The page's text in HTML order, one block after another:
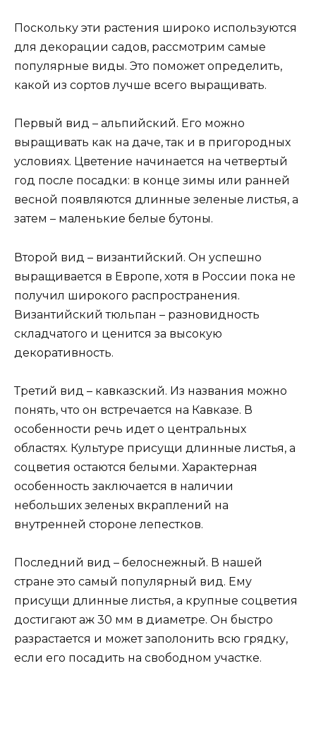
Поскольку эти растения широко используются
для декорации садов, рассмотрим самые
популярные виды. Это поможет определить,
какой из сортов лучше всего выращивать.
Первый вид – альпийский. Его можно
выращивать как на даче, так и в пригородных
условиях. Цветение начинается на четвертый
год после посадки: в конце зимы или ранней
весной появляются длинные зеленые листья, а
затем – маленькие белые бутоны.
Второй вид – византийский. Он успешно
выращивается в Европе, хотя в России пока не
получил широкого распространения.
Византийский тюльпан – разновидность
складчатого и ценится за высокую
декоративность.
Третий вид – кавказский. Из названия можно
понять, что он встречается на Кавказе. В
особенности речь идет о центральных
областях. Культуре присущи длинные листья, а
соцветия остаются белыми. Характерная
особенность заключается в наличии
небольших зеленых вкраплений на
внутренней стороне лепестков.
Последний вид – белоснежный. В нашей
стране это самый популярный вид. Ему
присущи длинные листья, а крупные соцветия
достигают аж 30 мм в диаметре. Он быстро
разрастается и может заполонить всю грядку,
если его посадить на свободном участке.